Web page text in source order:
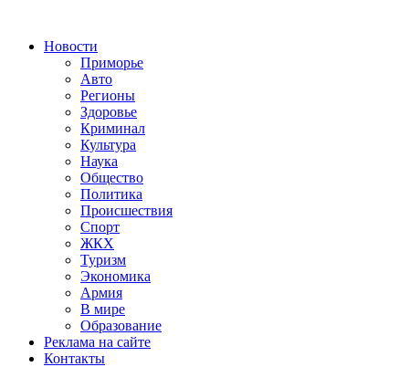
Новости
Приморье
Авто
Регионы
Здоровье
Криминал
Культура
Наука
Общество
Политика
Происшествия
Спорт
ЖКХ
Туризм
Экономика
Армия
В мире
Образование
Реклама на сайте
Контакты